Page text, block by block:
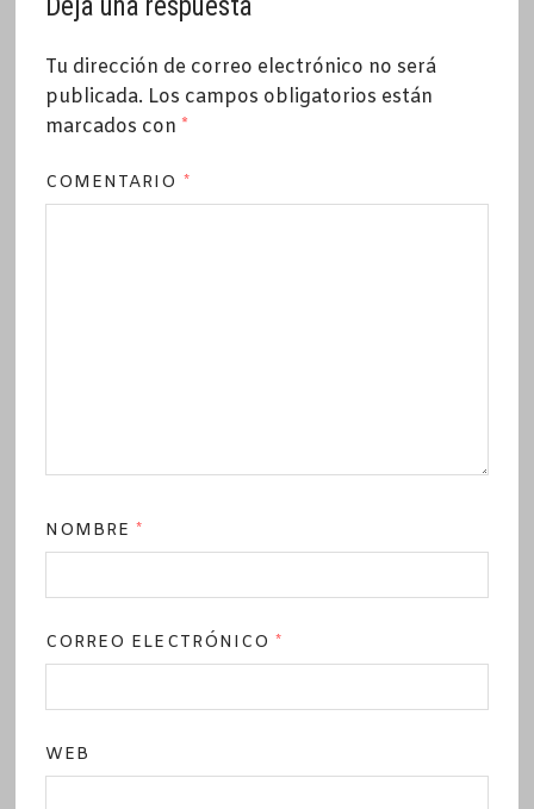
Tu dirección de correo electrónico no será
publicada. Los campos obligatorios están
marcados con *
COMENTARIO *
NOMBRE*
CORREO ELECTRÓNICO*
WEB